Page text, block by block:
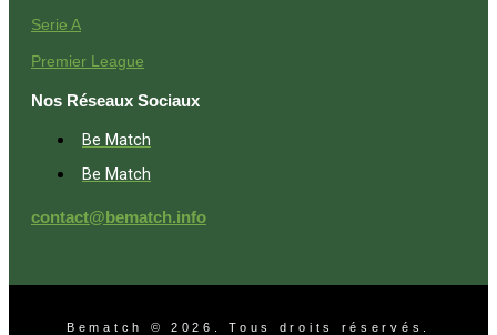
Serie A
Premier League
Nos Réseaux Sociaux
Be Match
Be Match
contact@bematch.info
Bematch © 2026. Tous droits réservés.